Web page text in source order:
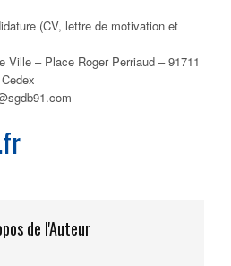
(CV, lettre de motivation et
Ville – Place Roger Perriaud – 91711
de l'Auteur